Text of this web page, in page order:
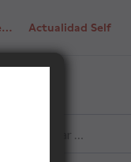
Actualidad Self